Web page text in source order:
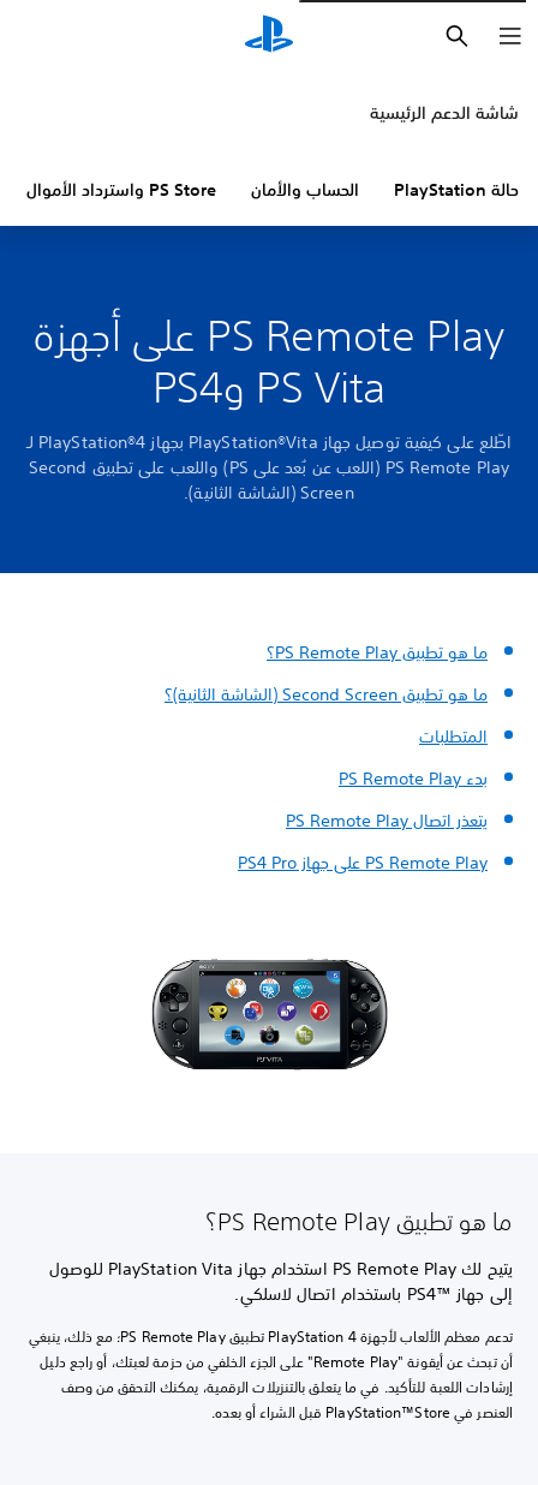
شاشة الدعم الرئيسية
حالة PlayStation الحساب والأمان PS Store واسترداد الأموال
PS Remote Play على أجهزة
PS Vita وPS4
اطّلع على كيفية توصيل جهاز PlayStation®Vita بجهاز PlayStation®4 لـ
PS Remote Play (اللعب عن بُعد على PS) واللعب على تطبيق Second
Screen (الشاشة الثانية).
ما هو تطبيق PS Remote Play؟
ما هو تطبيق Second Screen (الشاشة الثانية)؟
المتطلبات
بدء PS Remote Play
يتعذر اتصال PS Remote Play
PS Remote Play على جهاز PS4 Pro
ما هو تطبيق PS Remote Play؟
يتيح لك PS Remote Play استخدام جهاز PlayStation Vita للوصول
إلى جهاز PS4™‎ باستخدام اتصال لاسلكي.
تدعم معظم الألعاب لأجهزة PlayStation 4 تطبيق PS Remote Play؛ مع ذلك، ينبغي
أن تبحث عن أيقونة "Remote Play" على الجزء الخلفي من حزمة لعبتك، أو راجع دليل
إرشادات اللعبة للتأكيد. في ما يتعلق بالتنزيلات الرقمية، يمكنك التحقق من وصف
العنصر في PlayStation™Store قبل الشراء أو بعده.